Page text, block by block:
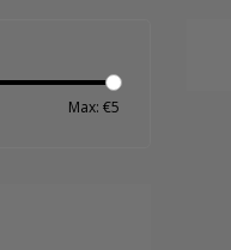
Max: €5